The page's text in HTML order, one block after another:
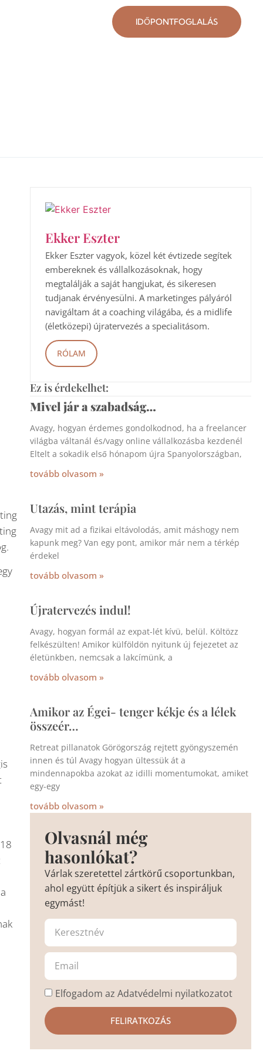
IDŐPONTFOGLALÁS
Ekker Eszter
Ekker Eszter vagyok, közel két évtizede segítek
embereknek és vállalkozásoknak, hogy
megtalálják a saját hangjukat, és sikeresen
tudjanak érvényesülni. A marketinges pályáról
navigáltam át a coaching világába, és a midlife
(életközepi) újratervezés a specialitásom.
RÓLAM
Ez is érdekelhet:
Mivel jár a szabadság…
Avagy, hogyan érdemes gondolkodnod, ha a freelancer
világba váltanál és/vagy online vállalkozásba kezdenél
Eltelt a sokadik első hónapom újra Spanyolországban,
tovább olvasom »
Utazás, mint terápia
Avagy mit ad a fizikai eltávolodás, amit máshogy nem
kapunk meg? Van egy pont, amikor már nem a térkép
érdekel
tovább olvasom »
Újratervezés indul!
Avagy, hogyan formál az expat-lét kívü, belül. Költözz
felkészülten! Amikor külföldön nyitunk új fejezetet az
életünkben, nemcsak a lakcímünk, a
tovább olvasom »
Amikor az Égei- tenger kékje és a lélek
összeér…
Retreat pillanatok Görögország rejtett gyöngyszemén
innen és túl Avagy hogyan ültessük át a
mindennapokba azokat az idilli momentumokat, amiket
egy-egy
tovább olvasom »
Olvasnál még
hasonlókat?
Várlak szeretettel zártkörű csoportunkban,
ahol együtt építjük a sikert és inspiráljuk
egymást!
Elfogadom az Adatvédelmi nyilatkozatot
FELIRATKOZÁS